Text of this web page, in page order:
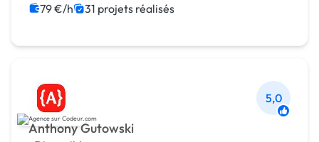
Photo
Relations presse
79 €/h 31 projets réalisés
Anthony Gutowski
5,0